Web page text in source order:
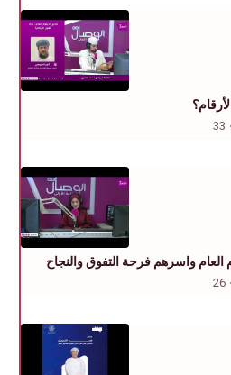
33
واسرهم فرحة التفوق والنجاح
26